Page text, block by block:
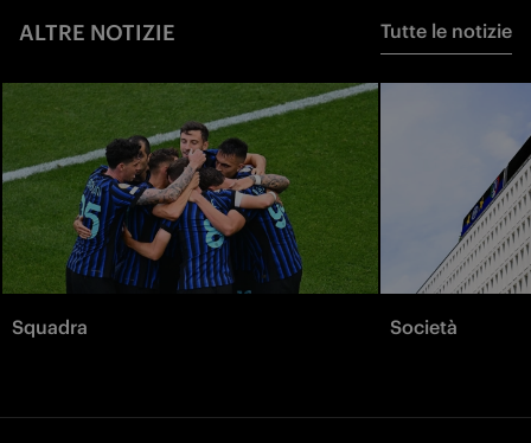
ALTRE NOTIZIE Tutte le notizie
Squadra Società